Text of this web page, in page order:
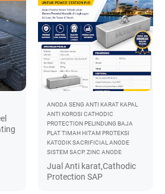
ANODA SENG ANTI KARAT KAPAL
ANTI KOROSI CATHODIC
PROTECTION PELINDUNG BAJA
PLAT TIMAH HITAM PROTEKSI
KATODIKSACRIFICIAL ANODE
SISTEM SACP. ZINC ANODE
Jual Anti karat,Cathodic
Protection SAP